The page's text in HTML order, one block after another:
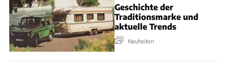
Geschichte der
Traditionsmarke und
aktuelle Trends
Neuheiten